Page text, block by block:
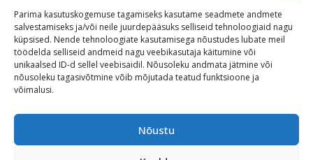
Parima kasutuskogemuse tagamiseks kasutame seadmete andmete
salvestamiseks ja/või neile juurdepääsuks selliseid tehnoloogiaid nagu
küpsised. Nende tehnoloogiate kasutamisega nõustudes lubate meil
töödelda selliseid andmeid nagu veebikasutaja käitumine või
unikaalsed ID-d sellel veebisaidil. Nõusoleku andmata jätmine või
nõusoleku tagasivõtmine võib mõjutada teatud funktsioone ja
võimalusi.
Nõustu
Maitseelamused
Vaatamisväärsused
Visit Tallinn
Turismiprofessionaalile